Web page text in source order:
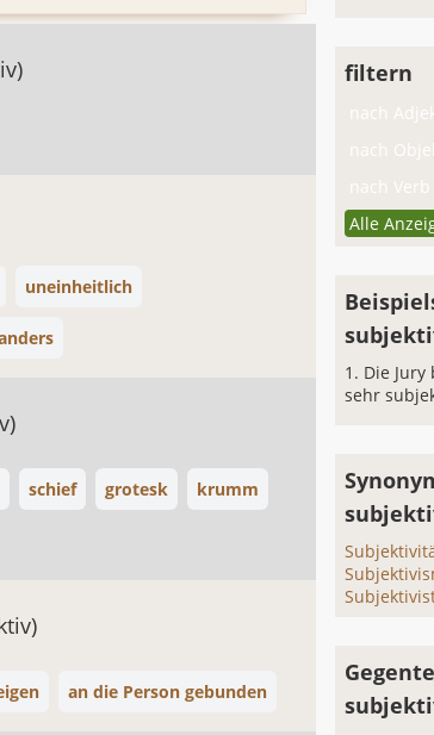
uneinheitlich
schief grotesk krumm
an die Person gebunden
filtern
nach
nach
nach
Alle
Die
sehr